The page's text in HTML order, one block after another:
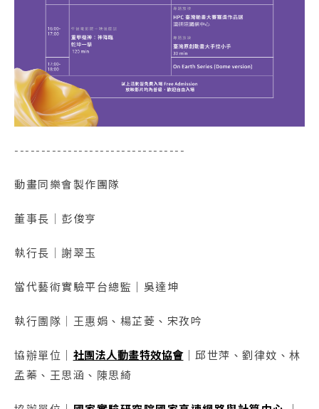
--------------------------------
動畫同樂會製作團隊
董事長｜彭俊亨
執行長｜謝翠玉
當代藝術實驗平台總監｜吳達坤
執行團隊｜王惠娟、楊芷菱、宋孜吟
協辦單位｜ 社團法人動畫特效協會｜邱世萍、劉律妏、林
孟蓁、王思涵、陳思綺